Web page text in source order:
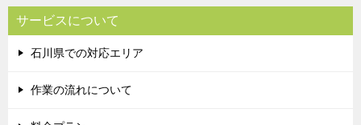
サービスについて
石川県での対応エリア
作業の流れについて